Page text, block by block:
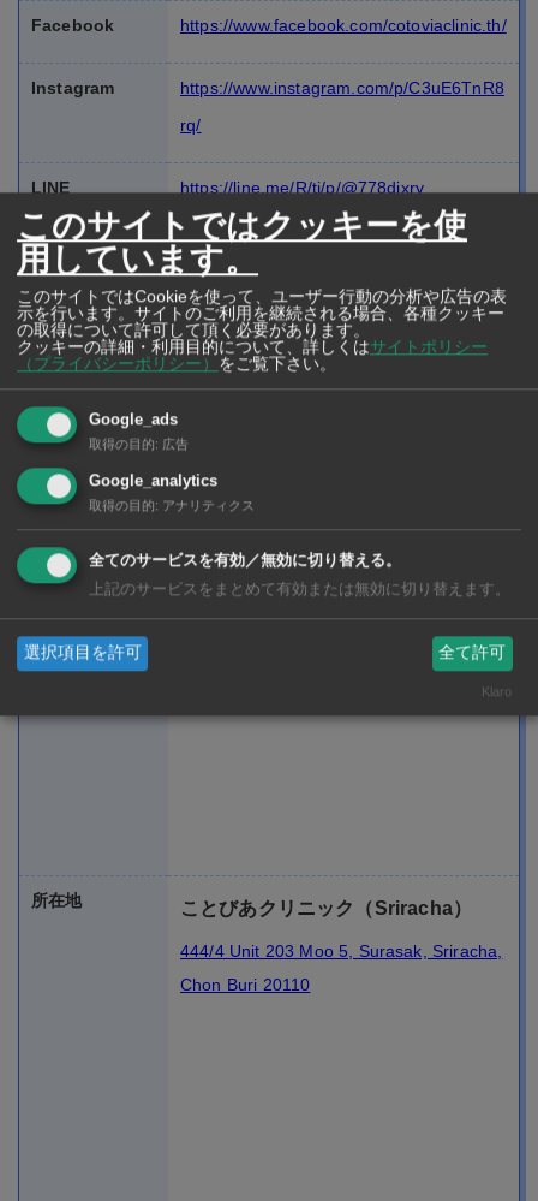
Facebook https://www.facebook.com/cotoviaclinic.th/
Instagram
https://www.instagram.com/p/C3uE6TnR8
rq/
LINE https://line.me/R/ti/p/@778djxry
外来 9:30～18:00
オンライン診療 9:30～22:00
X（旧Twitter） https://x.com/cotovia_th
所在地
39）
6th Fl, Bio House, 55 Sukhumvit Soi39, Kl
ongton-Nua, Wattana, Bangkok 10110
所在地 ことびあクリニック（Sriracha）
444/4 Unit 203 Moo 5, Surasak, Sriracha,
Chon Buri 20110
このサイトではクッキーを使
用しています。
このサイトではCookieを使って、ユーザー行動の分析や広告の表
示を行います。サイトのご利用を継続される場合、各種クッキー
の取得について許可して頂く必要があります。
クッキーの詳細・利用目的について、詳しくはサイトポリシー
（プライバシーポリシー）
をご覧下さい。
Google_ads
取得の目的: 広告
Google_analytics
取得の目的: アナリティクス
全てのサービスを有効／無効に切り替える。
上記のサービスをまとめて有効または無効に切り替えます。
選択項目を許可 全て許可
Klaro